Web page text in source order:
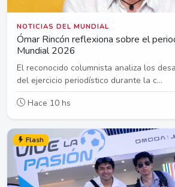
NOTICIAS DEL MUNDIAL
Ómar Rincón reflexiona sobre el
Mundial 2026
El reconocido columnista analiza los
del ejercicio periodístico durante la c...
Hace 10 hs
Flash